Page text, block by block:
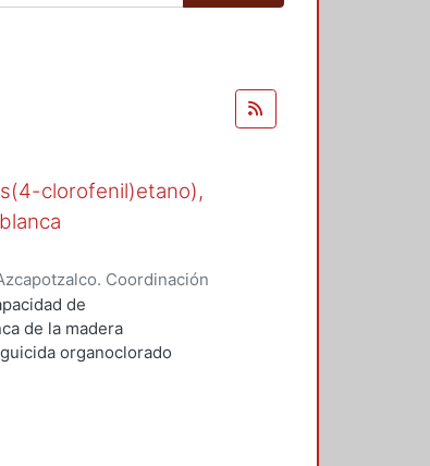
clorofenil)etano),
Coordinación
del Rocío
de
de la madera
organoclorado